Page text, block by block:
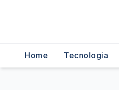
Home Tecnologia